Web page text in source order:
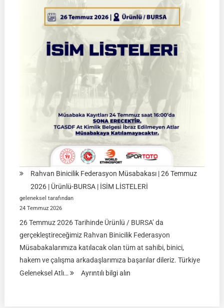
02
Ağustos
|
Müsabaka
Kayıt
Rahvan Binicilik Federasyon Müsabakası | 26 Temmuz
2026 | Ürünlü-BURSA | İSİM LİSTELERİ
geleneksel tarafından
24 Temmuz 2026
26 Temmuz 2026 Tarihinde Ürünlü / BURSA’ da
gerçekleştireceğimiz Rahvan Binicilik Federasyon
Müsabakalarımıza katılacak olan tüm at sahibi, binici,
hakem ve çalışma arkadaşlarımıza başarılar dileriz. Türkiye
Geleneksel Atlı…
Ayrıntılı bilgi alın: